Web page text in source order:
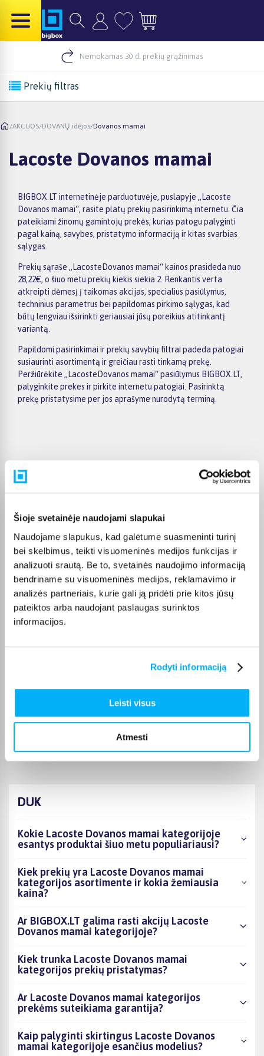
Šioje svetainėje naudojami slapukai
Naudojame slapukus, kad galėtume suasmeninti turinį
bei skelbimus, teikti visuomeninės medijos funkcijas ir
analizuoti srautą. Be to, svetainės naudojimo informaciją
bendriname su visuomeninės medijos, reklamavimo ir
analizės partneriais, kurie gali ją pridėti prie kitos jūsų
pateiktos arba naudojant paslaugas surinktos
informacijos.
Rodyti informaciją
Leisti visus
Atmesti
Nemokamas 30 d. prekių grąžinimas
Prekių filtras
/AKCIJOS/DOVANŲ idėjos/Dovanos mamai
Lacoste Dovanos mamai
BIGBOX.LT internetinėje parduotuvėje, puslapyje „Lacoste
Dovanos mamai“, rasite platų prekių pasirinkimą internetu. Čia
pateikiami žinomų gamintojų prekės, kurias patogu palyginti
pagal kainą, savybes, pristatymo informaciją ir kitas svarbias
sąlygas.
Prekių sąraše „LacosteDovanos mamai“ kainos prasideda nuo
28,22€, o šiuo metu prekių kiekis siekia 2. Renkantis verta
atkreipti dėmesį į taikomas akcijas, specialius pasiūlymus,
techninius parametrus bei papildomas pirkimo sąlygas, kad
būtų lengviau išsirinkti geriausiai jūsų poreikius atitinkantį
variantą.
Papildomi pasirinkimai ir prekių savybių filtrai padeda patogiai
susiaurinti asortimentą ir greičiau rasti tinkamą prekę.
Peržiūrėkite „LacosteDovanos mamai“ pasiūlymus BIGBOX.LT,
palyginkite prekes ir pirkite internetu patogiai. Pasirinktą
prekę pristatysime per jos aprašyme nurodytą terminą.
Pirkėjų atsiliepimai apie prekes
Patvirtintas pirkėjas
Mano patys mėgstamiausi kvepalai. Perku juos daug metų. Ačiū
Danutė G.
Patvirtintas pirkėjas
Puiki dovana darbui ir pramogai 🙂 Ačiū
Never knew that I had so much dust in the carpet. Enough battery to
Patvirtintas pirkėjas
DUK
Kokie Lacoste Dovanos mamai kategorijoje
esantys produktai šiuo metu populiariausi?
Kiek prekių yra Lacoste Dovanos mamai
kategorijos asortimente ir kokia žemiausia
kaina?
Ar BIGBOX.LT galima rasti akcijų Lacoste
Dovanos mamai kategorijoje?
Kiek trunka Lacoste Dovanos mamai
kategorijos prekių pristatymas?
Ar Lacoste Dovanos mamai kategorijos
prekėms suteikiama garantija?
Kaip palyginti skirtingus Lacoste Dovanos
mamai kategorijoje esančius modelius?